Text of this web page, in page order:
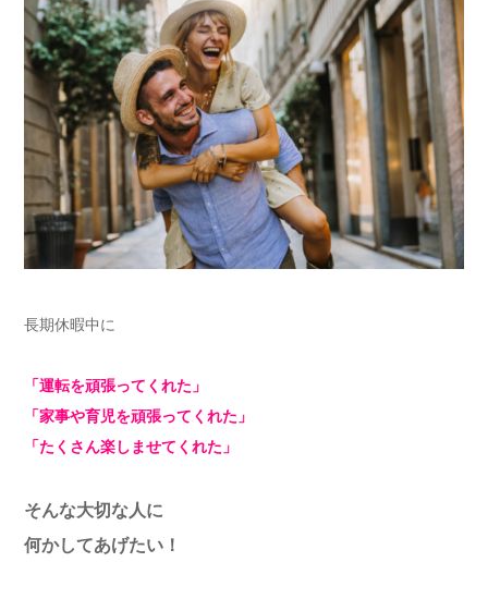
長期休暇中に
「運転を頑張ってくれた」
「家事や育児を頑張ってくれた」
「たくさん楽しませてくれた」
そんな大切な人に
何かしてあげたい！